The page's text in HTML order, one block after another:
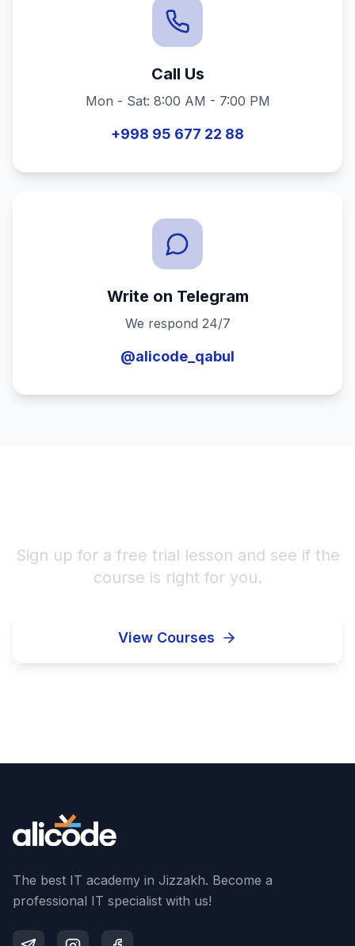
Call Us
Mon - Sat: 8:00 AM - 7:00 PM
+998 95 677 22 88
Write on Telegram
We respond 24/7
@alicode_qabul
Sign up for a free trial lesson and see if the
course is right for you.
View Courses
The best IT academy in Jizzakh. Become a
professional IT specialist with us!